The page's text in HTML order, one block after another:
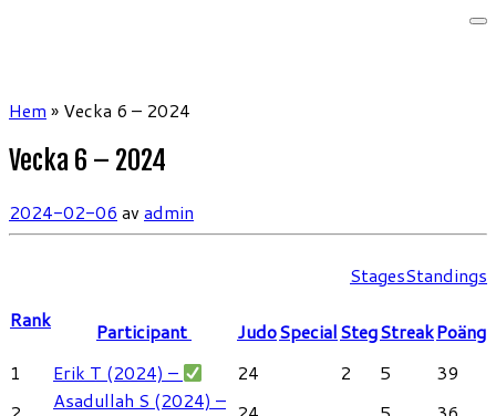
Hem » Vecka 6 – 2024
Vecka 6 – 2024
2024-02-06 av admin
StagesStandings
Rank
Participant JudoSpecialStegStreakPoäng
1
Erik T (2024) – 24 2 5
39
Asadullah S (2024) –